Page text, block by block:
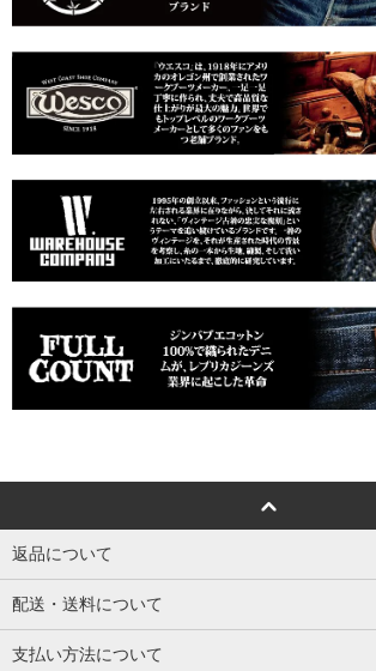
返品について
配送・送料について
支払い方法について